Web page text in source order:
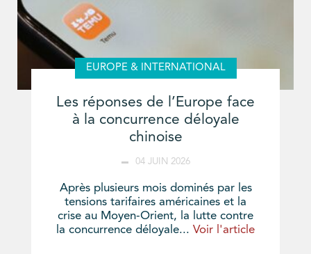
EUROPE & INTERNATIONAL
Les réponses de l’Europe face
à la concurrence déloyale
chinoise
04 JUIN 2026
Après plusieurs mois dominés par les
tensions tarifaires américaines et la
crise au Moyen-Orient, la lutte contre
la concurrence déloyale... Voir l'article